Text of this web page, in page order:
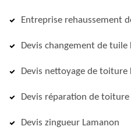
Entreprise rehaussement
Devis changement de tuile
Devis nettoyage de toiture
Devis réparation de toiture
Devis zingueur Lamanon